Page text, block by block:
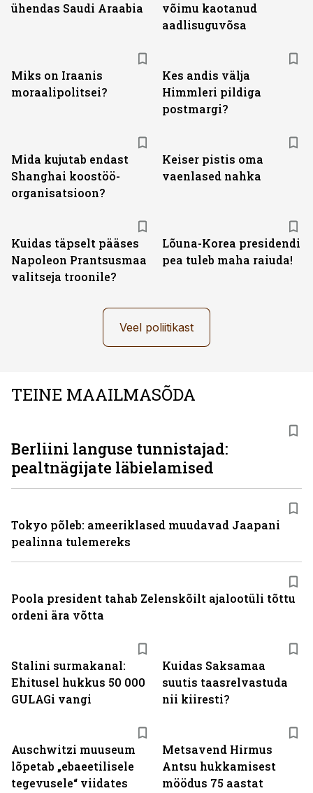
ühendas Saudi Araabia
võimu kaotanud
aadlisuguvõsa
Miks on Iraanis
moraalipolitsei?
Kes andis välja
Himmleri pildiga
postmargi?
Mida kujutab endast
Shanghai koostöö­
organisatsioon?
Keiser pistis oma
vaenlased nahka
Kuidas täpselt pääses
Napoleon Prantsusmaa
valitseja troonile?
Lõuna-Korea presidendi
pea tuleb maha raiuda!
Veel poliitikast
TEINE MAAILMASÕDA
Stalini surmakanal:
Ehitusel hukkus 50 000
GULAGi vangi
Kuidas Saksamaa
suutis taasrelvastuda
nii kiiresti?
Auschwitzi muuseum
lõpetab „ebaeetilisele
tegevusele“ viidates
Metsavend Hirmus
Antsu hukkamisest
möödus 75 aastat
Berliini languse tunnistajad:
pealtnägijate läbielamised
Tokyo põleb: ameeriklased muudavad Jaapani
pealinna tulemereks
Poola president tahab Zelenskõilt ajalootüli tõttu
ordeni ära võtta